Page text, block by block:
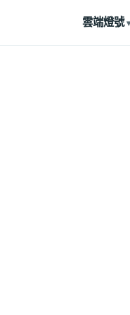
雲端燈號